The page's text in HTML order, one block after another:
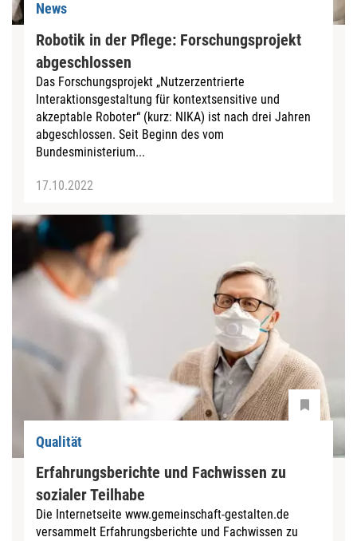
News
Robotik in der Pflege: Forschungsprojekt
abgeschlossen
Das Forschungsprojekt „Nutzerzentrierte
Interaktionsgestaltung für kontextsensitive und
akzeptable Roboter“ (kurz: NIKA) ist nach drei Jahren
abgeschlossen. Seit Beginn des vom
Bundesministerium...
17.10.2022
Qualität
Erfahrungsberichte und Fachwissen zu
sozialer Teilhabe
Die Internetseite www.gemeinschaft-gestalten.de
versammelt Erfahrungsberichte und Fachwissen zu